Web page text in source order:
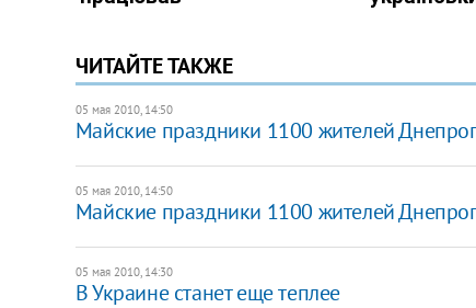
ЧИТАЙТЕ ТАКЖЕ
05 мая 2010, 14:50
Майские праздники 1100 жителей
05 мая 2010, 14:50
Майские праздники 1100 жителей
05 мая 2010, 14:30
В Украине станет еще теплее